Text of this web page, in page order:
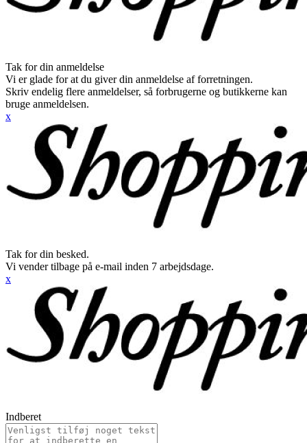
Tak for din anmeldelse
Vi er glade for at du giver din anmeldelse af forretningen.
Skriv endelig flere anmeldelser, så forbrugerne og butikkerne kan
bruge anmeldelsen.
x
Tak for din besked.
Vi vender tilbage på e-mail inden 7 arbejdsdage.
x
Indberet